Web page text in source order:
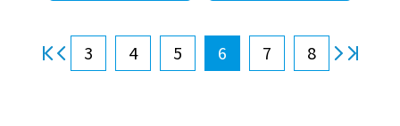
3 4 5 6 7 8